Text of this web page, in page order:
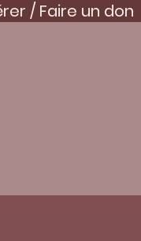
/ Faire un don